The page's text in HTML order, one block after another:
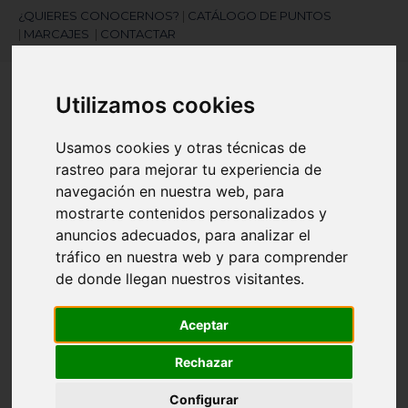
Utilizamos cookies
Usamos cookies y otras técnicas de
rastreo para mejorar tu experiencia de
navegación en nuestra web, para
mostrarte contenidos personalizados y
anuncios adecuados, para analizar el
tráfico en nuestra web y para comprender
de donde llegan nuestros visitantes.
Aceptar
Rechazar
Configurar
¿QUIERES CONOCERNOS?
CATÁLOGO DE PUNTOS
MARCAJES CONTACTAR
¿Necesitas ayuda?
945 121 003
search